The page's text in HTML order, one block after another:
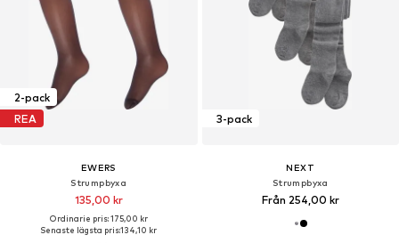
2-pack
REA
EWERS
Strumpbyxa
135,00 kr
Ordinarie pris: 175,00 kr
Senaste lägsta pris:134,10 kr
3-pack
NEXT
Strumpbyxa
Från 254,00 kr